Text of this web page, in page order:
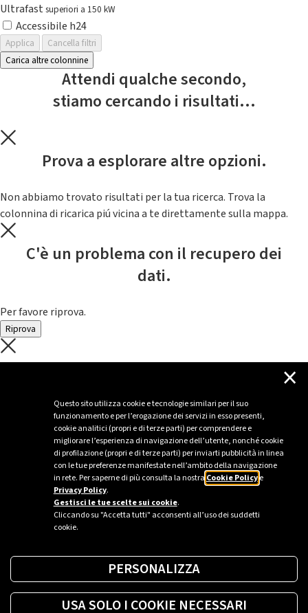
Questo sito utilizza cookie e tecnologie similari per il suo
funzionamento e per l’erogazione dei servizi in esso presenti,
cookie analitici (propri e di terze parti) per comprendere e
migliorare l’esperienza di navigazione dell’utente, nonché cookie
di profilazione (propri e di terze parti) per inviarti pubblicità in linea
con le tue preferenze manifestate nell’ambito della navigazione
in rete. Per saperne di più consulta la nostra Cookie Policye
Privacy Policy.
Gestisci le tue scelte sui cookie.
Cliccando su "Accetta tutti" acconsenti all’uso dei suddetti
cookie.
×
PERSONALIZZA
USA SOLO I COOKIE NECESSARI
Ultrafast superiori a 150 kW
Accessibile h24
Applica
Cancella filtri
Carica altre colonnine
Attendi qualche secondo,
stiamo cercando i risultati...
Prova a esplorare altre opzioni.
Non abbiamo trovato risultati per la tua ricerca. Trova la
colonnina di ricarica piú vicina a te direttamente sulla mappa.
C'è un problema con il recupero dei
dati.
Per favore riprova.
Riprova
C'è un problema con il recupero dei
Per favore riprova piú tardi
Sei un’azienda o una PA?
Trova la soluzione più giusta per te.
Richiedi una colonnina